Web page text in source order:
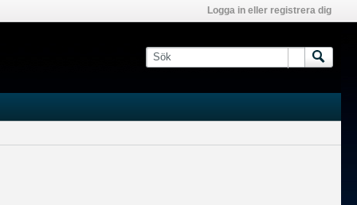
Logga in eller registrera dig